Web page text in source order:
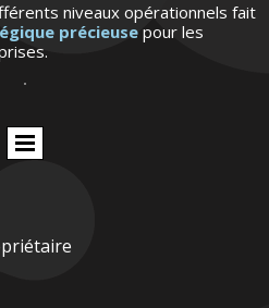
niveaux opérationnels fait
précieuse pour les